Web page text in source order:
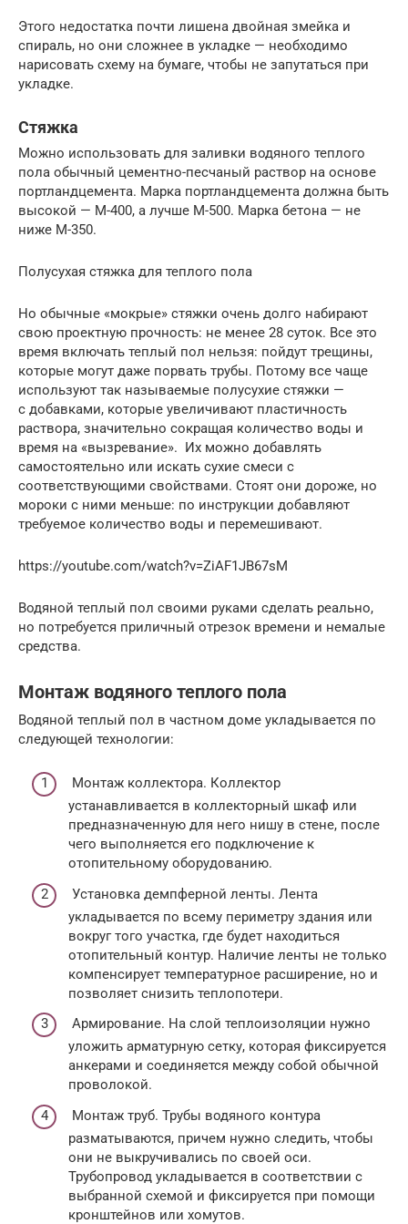
Этого недостатка почти лишена двойная змейка и
спираль, но они сложнее в укладке — необходимо
нарисовать схему на бумаге, чтобы не запутаться при
укладке.
Стяжка
Можно использовать для заливки водяного теплого
пола обычный цементно-песчаный раствор на основе
портландцемента. Марка портландцемента должна быть
высокой — М-400, а лучше М-500. Марка бетона — не
ниже М-350.
Полусухая стяжка для теплого пола
Но обычные «мокрые» стяжки очень долго набирают
свою проектную прочность: не менее 28 суток. Все это
время включать теплый пол нельзя: пойдут трещины,
которые могут даже порвать трубы. Потому все чаще
используют так называемые полусухие стяжки —
с добавками, которые увеличивают пластичность
раствора, значительно сокращая количество воды и
время на «вызревание». Их можно добавлять
самостоятельно или искать сухие смеси с
соответствующими свойствами. Стоят они дороже, но
мороки с ними меньше: по инструкции добавляют
требуемое количество воды и перемешивают.
https://youtube.com/watch?v=ZiAF1JB67sM
Водяной теплый пол своими руками сделать реально,
но потребуется приличный отрезок времени и немалые
средства.
Монтаж водяного теплого пола
Водяной теплый пол в частном доме укладывается по
следующей технологии:
Монтаж коллектора. Коллектор
устанавливается в коллекторный шкаф или
предназначенную для него нишу в стене, после
чего выполняется его подключение к
отопительному оборудованию.
Установка демпферной ленты. Лента
укладывается по всему периметру здания или
вокруг того участка, где будет находиться
отопительный контур. Наличие ленты не только
компенсирует температурное расширение, но и
позволяет снизить теплопотери.
Армирование. На слой теплоизоляции нужно
уложить арматурную сетку, которая фиксируется
анкерами и соединяется между собой обычной
проволокой.
Монтаж труб. Трубы водяного контура
разматываются, причем нужно следить, чтобы
они не выкручивались по своей оси.
Трубопровод укладывается в соответствии с
выбранной схемой и фиксируется при помощи
кронштейнов или хомутов.